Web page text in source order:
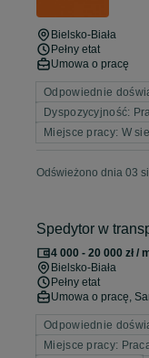
Bielsko-Biała
Pełny etat
Umowa o pracę
Odpowiednie
Dyspozycyjność:
Miejsce pracy: W
Odświeżono dnia 03
Spedytor w
4 000 - 20 000 zł /
Bielsko-Biała
Pełny etat
Umowa o pracę,
Odpowiednie
Miejsce pracy: